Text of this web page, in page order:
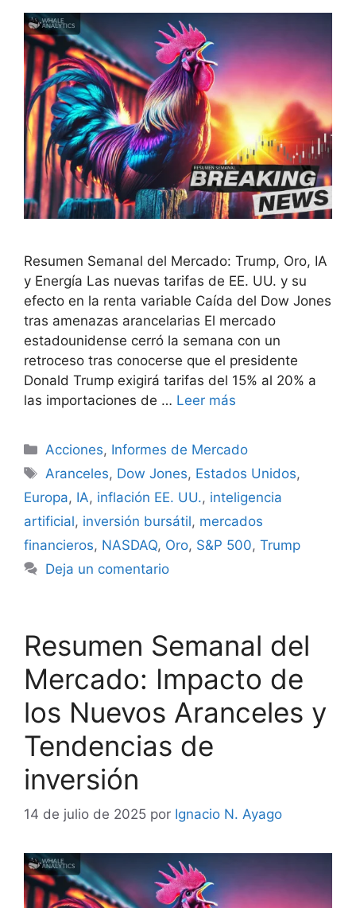
Resumen Semanal del Mercado: Trump, Oro, IA
y Energía Las nuevas tarifas de EE. UU. y su
efecto en la renta variable Caída del Dow Jones
tras amenazas arancelarias El mercado
estadounidense cerró la semana con un
retroceso tras conocerse que el presidente
Donald Trump exigirá tarifas del 15% al 20% a
las importaciones de … Leer más
Categorías
Acciones, Informes de Mercado
Etiquetas
Aranceles, Dow Jones, Estados Unidos,
Europa, IA, inflación EE. UU., inteligencia
artificial, inversión bursátil, mercados
financieros, NASDAQ, Oro, S&P 500, Trump
Deja un comentario
Resumen Semanal del
Mercado: Impacto de
los Nuevos Aranceles y
Tendencias de
inversión
14 de julio de 2025 por Ignacio N. Ayago